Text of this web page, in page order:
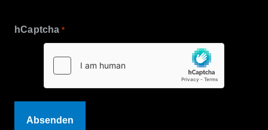
hCaptcha *